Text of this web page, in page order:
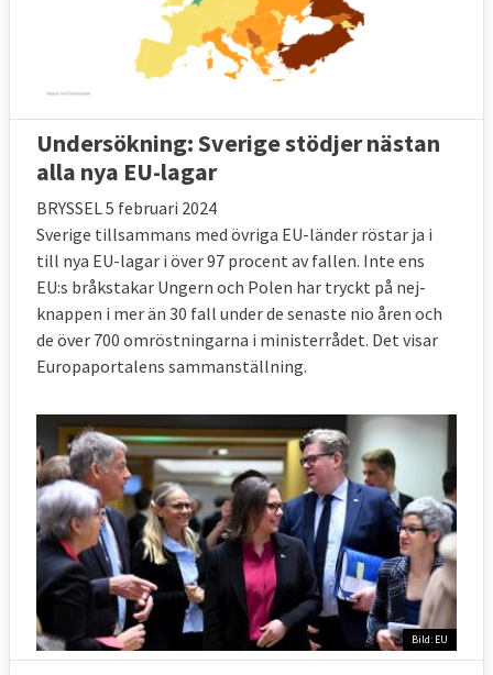
Undersökning: Sverige stödjer nästan
alla nya EU-lagar
BRYSSEL 5 februari 2024
Sverige tillsammans med övriga EU-länder röstar ja i
till nya EU-lagar i över 97 procent av fallen. Inte ens
EU:s bråkstakar Ungern och Polen har tryckt på nej-
knappen i mer än 30 fall under de senaste nio åren och
de över 700 omröstningarna i ministerrådet. Det visar
Europaportalens sammanställning.
Bild: EU